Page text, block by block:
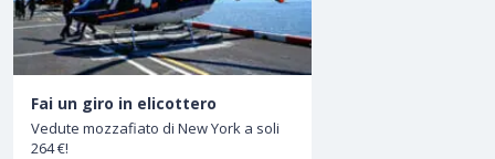
Fai un giro in elicottero
Vedute mozzafiato di New York a soli
264 €!